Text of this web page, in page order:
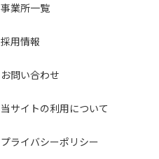
事業所一覧
採用情報
お問い合わせ
当サイトの利用について
プライバシーポリシー